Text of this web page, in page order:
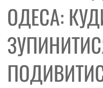
ОДЕСА: